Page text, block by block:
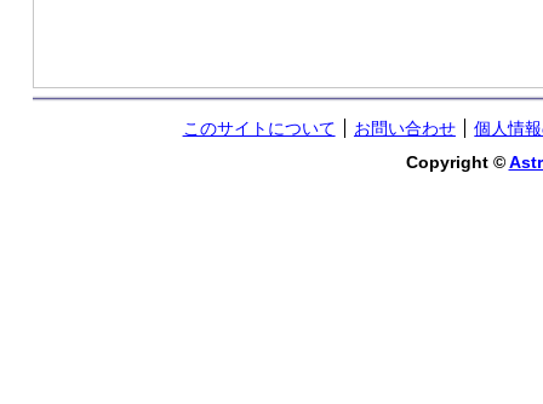
このサイトについて お問い合わせ
個人情
Copyright ©